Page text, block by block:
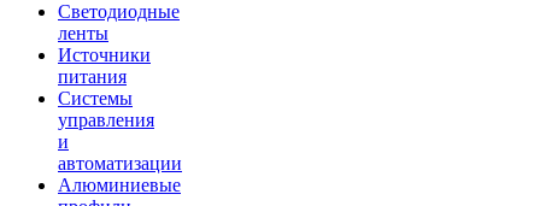
Светодиодные
ленты
Источники
питания
Системы
управления
и
автоматизации
Алюминиевые